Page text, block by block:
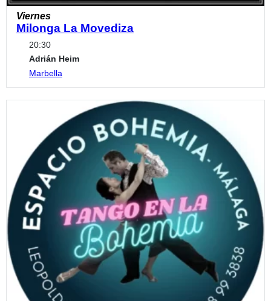
Viernes
Milonga La Movediza
20:30
Adrián Heim
Marbella